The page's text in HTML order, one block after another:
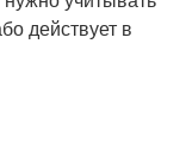
действует в